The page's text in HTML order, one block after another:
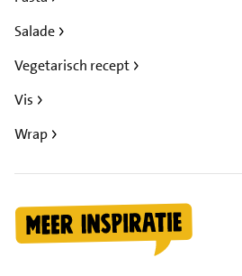
Salade
Vegetarisch recept
Vis
Wrap